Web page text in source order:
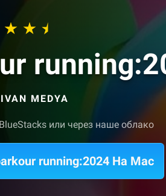
MEDYA
или через наше облако
running:2024 На Mac